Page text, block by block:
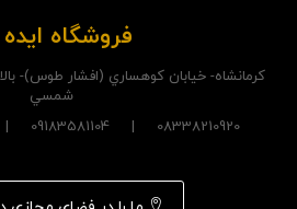
فروشگاه
کرمانشاه- خيابان کوهساري (افشار طوس)-
شمسي
08338210920 | 09183581104 | info@idealeshop.ir